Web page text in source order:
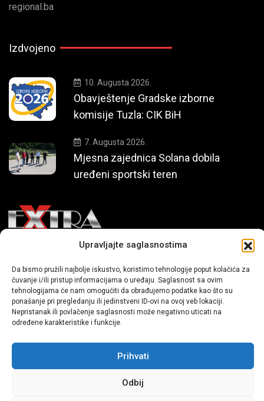
Upravljajte saglasnostima
Da bismo pružili najbolje iskustvo, koristimo tehnologije poput kolačića za
čuvanje i/ili pristup informacijama o uređaju. Saglasnost sa ovim
tehnologijama će nam omogućiti da obrađujemo podatke kao što su
ponašanje pri pregledanju ili jedinstveni ID-ovi na ovoj veb lokaciji.
Nepristanak ili povlačenje saglasnosti može negativno uticati na
određene karakteristike i funkcije.
Prihvati
Odbij
regional.ba
Izdvojeno
10. Augusta 2026.
Obavještenje Gradske izborne
komisije Tuzla: CIK BiH
7. Augusta 2026.
Mjesna zajednica Solana dobila
uređeni sportski teren
priče iz života, svijeta showbiza, lifestyle-a i popularne kulture.
Sva prava zadržana | extra.ba by profm.ba